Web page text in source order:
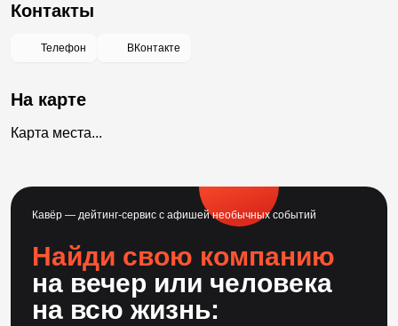
Контакты
Телефон ВКонтакте
На карте
Карта места...
Кавёр — дейтинг-сервис с афишей необычных событий
Найди свою компанию
на вечер или человека
на всю жизнь: